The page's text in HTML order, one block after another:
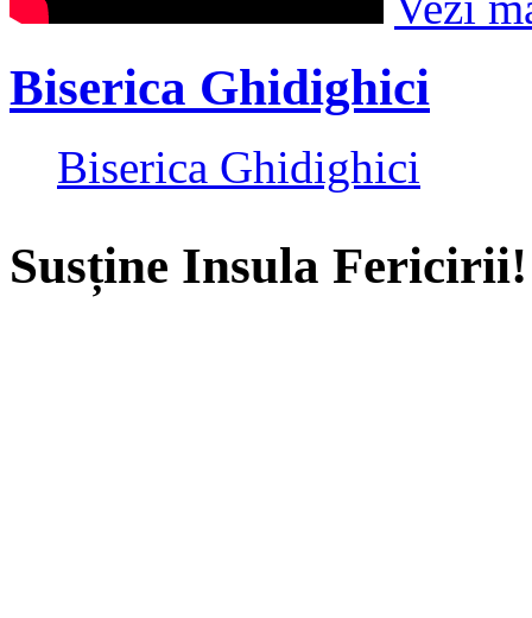
Biserica Ghidighici
Biserica Ghidighici
Susține Insula Fericirii!